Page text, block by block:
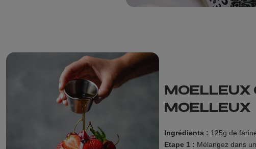
MOELLEUX
MOELLEUX
Ingrédients : 125g de
Etape 1 : Mélangez dans